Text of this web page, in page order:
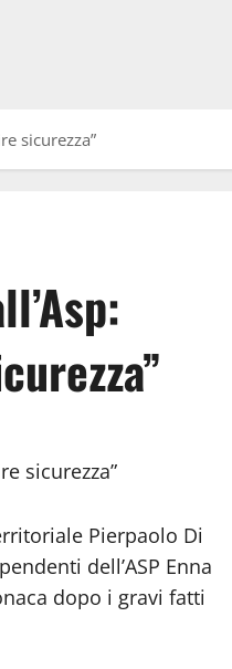
sicurezza”
sicurezza”
Pierpaolo Di
dell’ASP Enna
dopo i gravi fatti